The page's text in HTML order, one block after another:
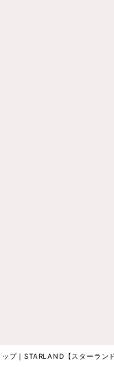
ップ｜STARLAND【スターラン